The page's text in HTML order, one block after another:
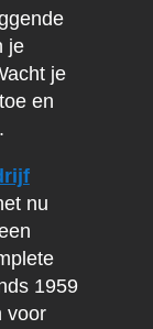
je
je
en
nu
1959
voor